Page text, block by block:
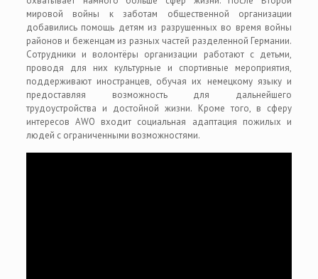
мировой войны к заботам общественной организации
добавились помощь детям из разрушенных во время войны
районов и беженцам из разных частей разделенной Германии.
Сотрудники и волонтёры организации работают с детьми,
проводя для них культурные и спортивные мероприятия,
поддерживают иностранцев, обучая их немецкому языку и
предоставляя возможность для дальнейшего
трудоустройства и достойной жизни. Кроме того, в сферу
интересов AWO входит социальная адаптация пожилых и
людей с ограниченными возможностями.